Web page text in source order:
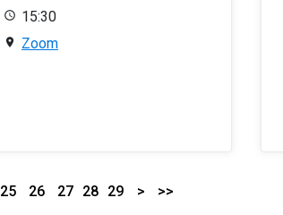
15:30
Zoom
25 26 27 28 29 > >>